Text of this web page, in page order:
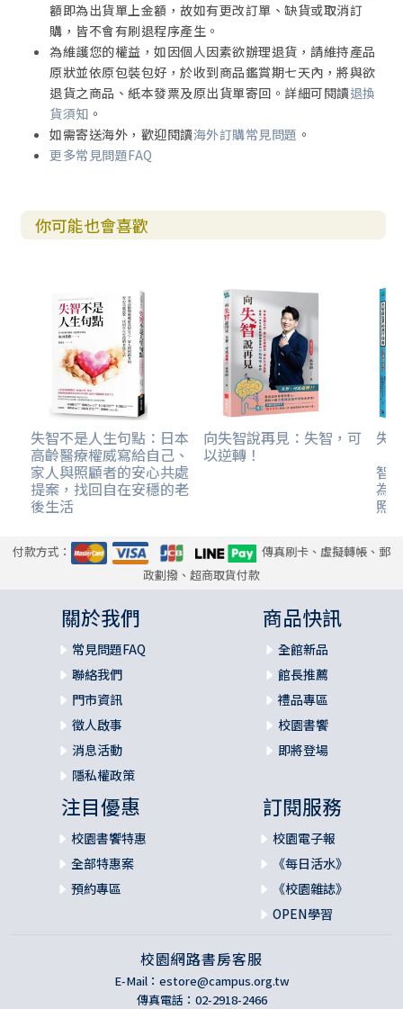
如果這本書能消弭人們對失智症的恐懼，加深對它的理解，
那就是我寫下此書的真心期盼。
額即為出貨單上金額，故如有更改訂單、缺貨或取消訂
購，皆不會有刷退程序產生。
為維護您的權益，如因個人因素欲辦理退貨，請維持產品
原狀並依原包裝包好，於收到商品鑑賞期七天內，將與欲
退貨之商品、紙本發票及原出貨單寄回。詳細可閱讀退換
貨須知 。
如需寄送海外，歡迎閱讀海外訂購常見問題 。
更多常見問題FAQ
你可能也會喜歡
失智不是人生句點：日本
高齡醫療權威寫給自己、
家人與照顧者的安心共處
提案，找回自在安穩的老
後生活
向失智說再見：失智，可
以逆轉！
失
智
為
照
付款方式：
傳真刷卡、虛擬轉帳、郵
政劃撥、超商取貨付款
關於我們
常見問題FAQ
聯絡我們
門市資訊
徵人啟事
消息活動
隱私權政策
商品快訊
全館新品
館長推薦
禮品專區
校園書饗
即將登場
注目優惠
校園書饗特惠
全部特惠案
預約專區
訂閱服務
校園電子報
《每日活水》
《校園雜誌》
OPEN學習
校園網路書房客服
E-Mail： estore@campus.org.tw
傳真電話：02-2918-2466